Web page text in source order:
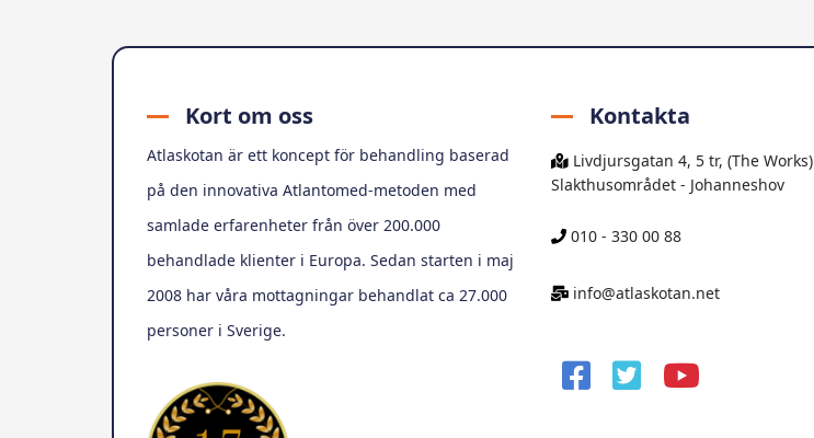
Kort om oss
Atlaskotan är ett koncept för behandling baserad
på den innovativa Atlantomed-metoden med
samlade erfarenheter från över 200.000
behandlade klienter i Europa. Sedan starten i maj
2008 har våra mottagningar behandlat ca 27.000
personer i Sverige.
Kontakta
Livdjursgatan 4, 5 tr, (The Works)
Slakthusområdet - Johanneshov
010 - 330 00 88
info@atlaskotan.net
facebook
twitteryoutube